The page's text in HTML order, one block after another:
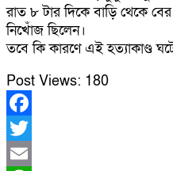
রাত ৮ টার দিকে বাড়ি থেকে
নিখোঁজ ছিলেন।
তবে কি কারণে এই হত্যাকাণ্ড
Post Views: 180
Facebook
Twitter